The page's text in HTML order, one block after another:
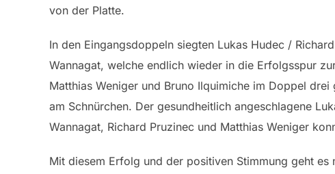
von der Platte.
In den Eingangsdoppeln siegten Lukas Hudec /
Wannagat, welche endlich wieder in die Erfolgsspur
Matthias Weniger und Bruno Ilquimiche im Doppel
am Schnürchen. Der gesundheitlich angeschlagene
Wannagat, Richard Pruzinec und Matthias Weniger
Mit diesem Erfolg und der positiven Stimmung geht